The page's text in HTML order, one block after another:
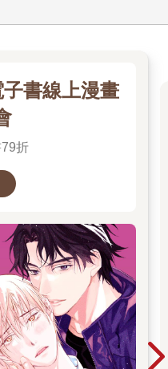
書線上漫畫
折